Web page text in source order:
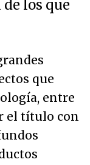
los que
que
entre
el título con